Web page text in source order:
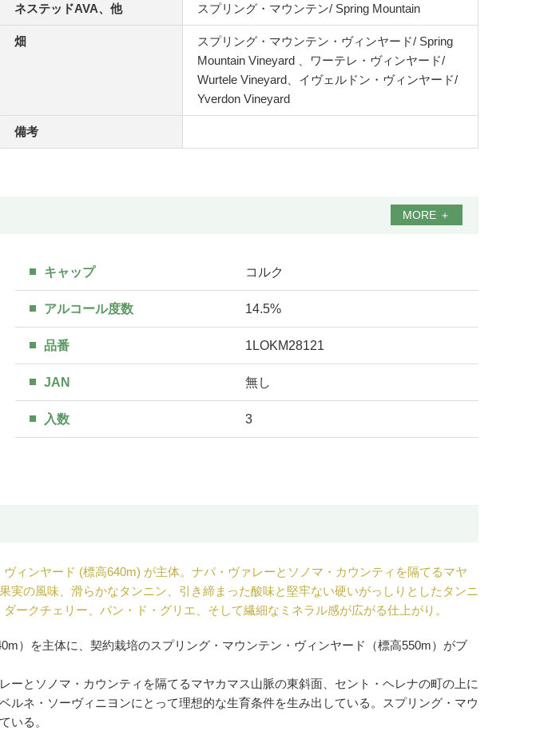
ネステッドAVA、他 スプリング・マウンテン/ Spring Mountain
畑
スプリング・マウンテン・ヴィンヤード/ Spring
Mountain Vineyard 、ワーテレ・ヴィンヤード/
Wurtele Vineyard、イヴェルドン・ヴィンヤード/
Yverdon Vineyard
備考
MORE ＋
キャップ コルク
アルコール度数 14.5%
品番 1LOKM28121
JAN 無し
入数 3
ィンヤード (標高640m) が主体。ナパ・ヴァレーとソノマ・カウンティを隔てるマヤ
の風味、滑らかなタンニン、引き締まった酸味と堅牢ない硬いがっしりとしたタンニ
ークチェリー、パン・ド・グリエ、そして繊細なミネラル感が広がる仕上がり。
）を主体に、契約栽培のスプリング・マウンテン・ヴィンヤード（標高550m）がブ
とソノマ・カウンティを隔てるマヤカマス山脈の東斜面、セント・ヘレナの町の上に
ネ・ソーヴィニヨンにとって理想的な生育条件を生み出している。スプリング・マウ
いる。